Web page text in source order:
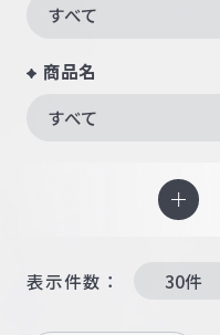
すべて
商品名
すべて
表示件数：